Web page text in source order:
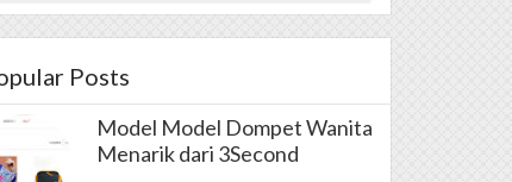
Posts
Model Model Dompet Wanita
Menarik dari 3Second